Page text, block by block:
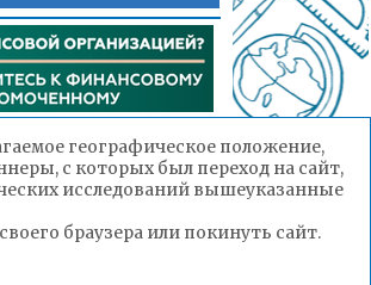
географическое положение,
с которых был переход на сайт,
исследований вышеуказанные
браузера или покинуть сайт.